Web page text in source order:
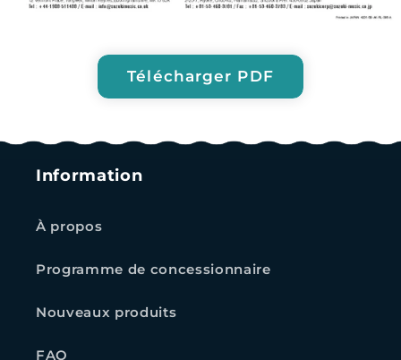
Télécharger PDF
Information
À propos
Programme de concessionnaire
Nouveaux produits
FAQ